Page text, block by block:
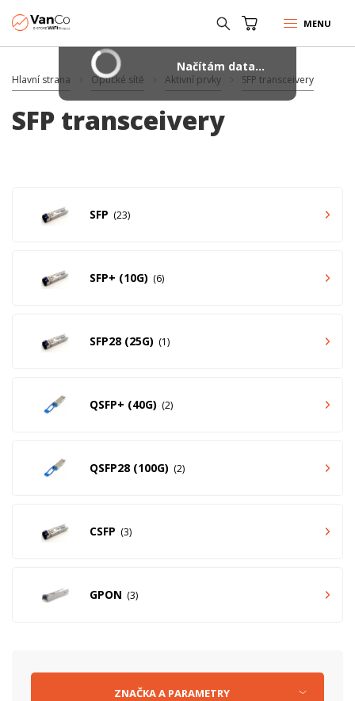
MENU
Hlavní strana Optické sítě Aktivní prvky SFP transceivery
SFP transceivery
SFP 23
SFP+ (10G) 6
SFP28 (25G) 1
QSFP+ (40G) 2
QSFP28 (100G) 2
CSFP 3
GPON 3
ZNAČKAA PARAMETRY
Načítám data...